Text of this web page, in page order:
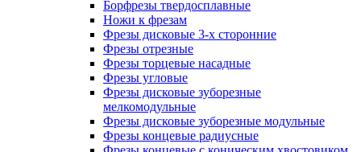
Борфрезы твердосплавные
Ножи к фрезам
Фрезы дисковые 3-х сторонние
Фрезы отрезные
Фрезы торцевые насадные
Фрезы угловые
Фрезы дисковые зуборезные
мелкомодульные
Фрезы дисковые зуборезные модульные
Фрезы концевые радиусные